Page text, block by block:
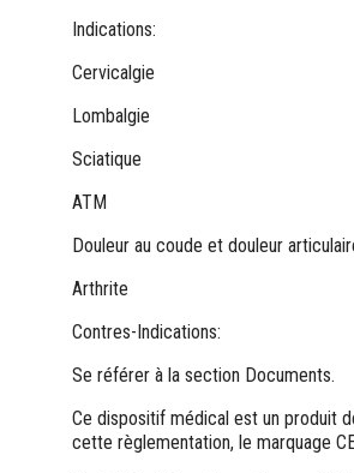
Indications:
Cervicalgie
Lombalgie
Sciatique
ATM
Douleur au coude et douleur
Arthrite
Contres-Indications:
Se référer à la section Documents.
Ce dispositif médical est un produit
cette règlementation, le marquage